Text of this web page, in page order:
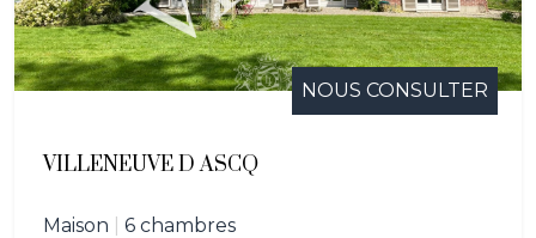
NOUS CONSULTER
VILLENEUVE D ASCQ
Maison 6 chambres